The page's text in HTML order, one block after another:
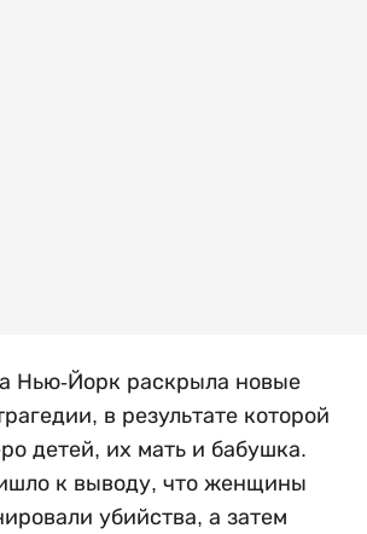
Нью-Йорк раскрыла новые
в результате которой
детей, их мать и бабушка.
к выводу, что женщины
убийства, а затем